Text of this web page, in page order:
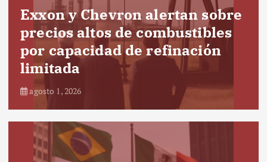
Exxon y Chevron alertan sobre
precios altos de combustibles
por capacidad de refinación
limitada
agosto 1, 2026